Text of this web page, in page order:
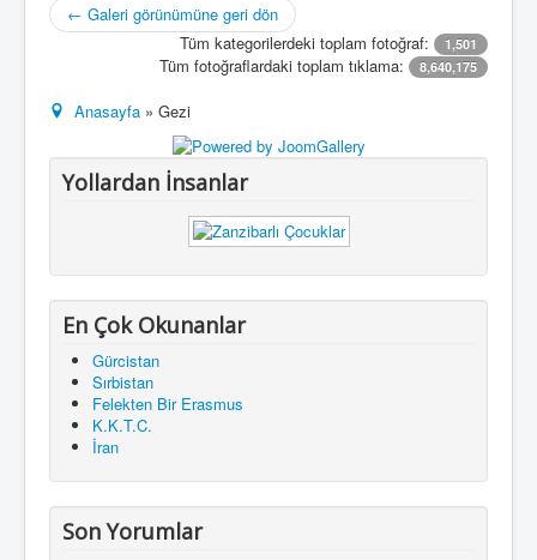
← Galeri görünümüne geri dön
Tüm kategorilerdeki toplam fotoğraf:
1,501
Tüm fotoğraflardaki toplam tıklama: 8,640,175
Anasayfa » Gezi
Yollardan İnsanlar
En Çok Okunanlar
Gürcistan
Sırbistan
Felekten Bir Erasmus
K.K.T.C.
İran
Son Yorumlar